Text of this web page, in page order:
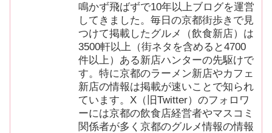
鳴かず飛ばずで10年以上ブログを運営
してきました。毎日の京都街歩きで見
つけて掲載したグルメ（飲食新店）は
3500軒以上（街ネタを含めると4700
件以上）ある新店ハンターの先駆けで
す。特に京都のラーメン新店やカフェ
新店の情報は掲載が速いことで知られ
ています。X（旧Twitter）のフォロワ
ーには京都の飲食店経営者やマスコミ
関係者が多く京都のグルメ情報の情報